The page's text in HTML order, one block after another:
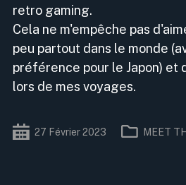
retro gaming.
Cela ne m'empêche pas
peu partout dans le monde
préférence pour le Japon) et
lors de mes voyages.
27 Février 2023 MEET